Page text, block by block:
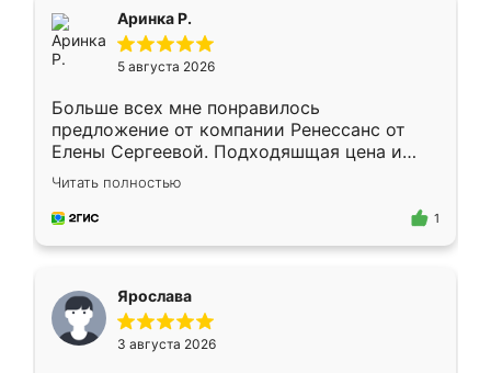
Аринка Р.
5 августа 2026
Больше всех мне понравилось
предложение от компании Ренессанс от
Елены Сергеевой. Подходяшщая цена и
короткие сроки изготовления. Приехавший
для замера сотрудник Владислав
предложил по моему эскизу самый
Читать полностью
1
Ярослава
3 августа 2026